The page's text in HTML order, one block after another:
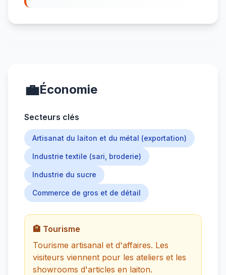
💼Économie
Secteurs clés
Artisanat du laiton et du métal (exportation)
Industrie textile (sari, broderie)
Industrie du sucre
Commerce de gros et de détail
🏨 Tourisme
Tourisme artisanal et d'affaires. Les
visiteurs viennent pour les ateliers et les
showrooms d'articles en laiton.